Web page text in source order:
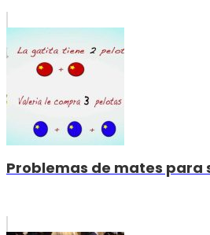
Problemas de mates para